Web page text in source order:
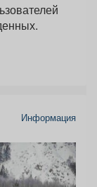
Информация